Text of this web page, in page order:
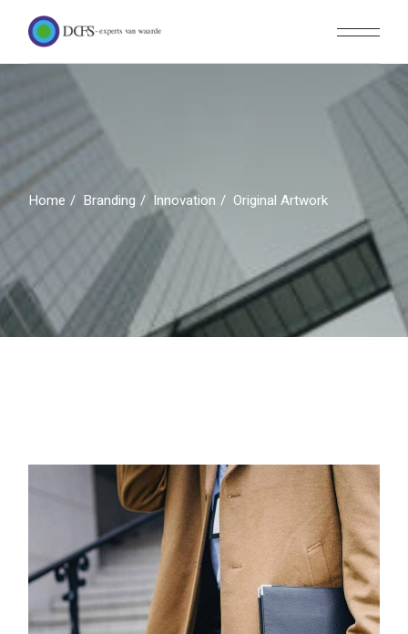
content
Home Branding Innovation Original Artwork